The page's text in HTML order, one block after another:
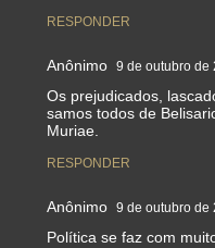
RESPONDER
Anônimo 9 de outubro de
Os prejudicados,
samos todos de
Muriae.
RESPONDER
Anônimo 9 de outubro de
Política se faz com